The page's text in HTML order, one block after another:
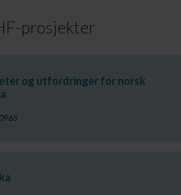
prosjekter
og utfordringer for norsk